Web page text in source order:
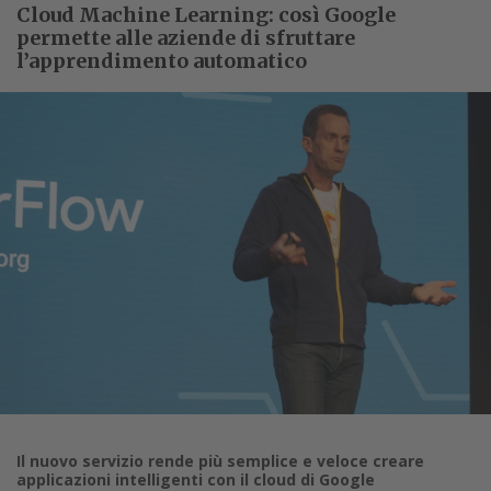
Cloud Machine Learning: così Google
permette alle aziende di sfruttare
l’apprendimento automatico
Il nuovo servizio rende più semplice e veloce creare
applicazioni intelligenti con il cloud di Google